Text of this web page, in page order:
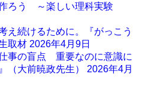
ろう ～楽しい理科実験
え続けるために。『がっこう
取材 2026年4月9日
事の盲点 重要なのに意識に
（大前暁政先生） 2026年4月